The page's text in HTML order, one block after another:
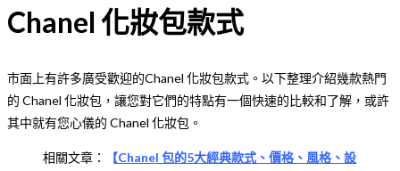
Chanel 化妝包款式
市面上有許多廣受歡迎的Chanel 化妝包款式。以下整理介紹幾款熱門
的 Chanel 化妝包，讓您對它們的特點有一個快速的比較和了解，或許
其中就有您心儀的 Chanel 化妝包。
相關文章： 【Chanel 包的5大經典款式、價格、風格、設